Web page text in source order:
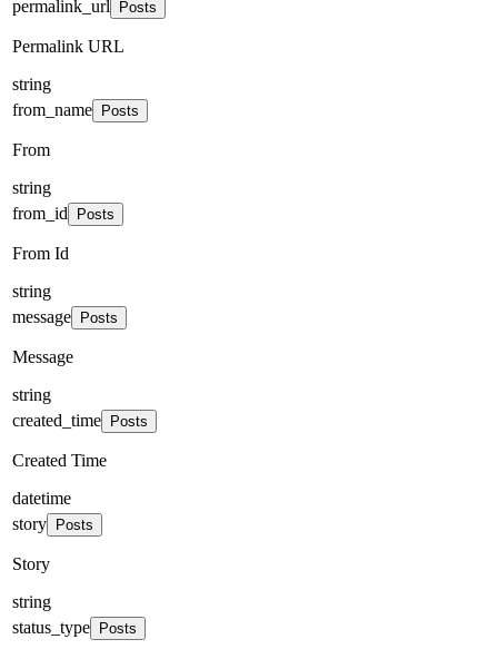
permalink_url Posts
Permalink URL
string
from_name
Posts
From
string
from_id
Posts
From Id
string
message
Posts
Message
string
created_time
Posts
Created Time
datetime
story
Posts
Story
string
status_type
Posts